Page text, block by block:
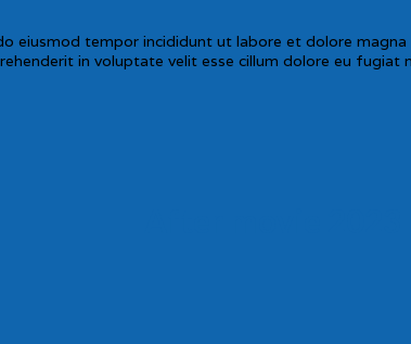
eiusmod tempor incididunt ut labore et dolore
in voluptate velit esse cillum dolore eu